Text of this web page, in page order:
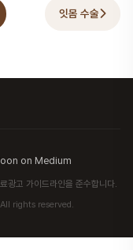
잇몸 수술
on Medium
광고 가이드라인을 준수합니다.
rights reserved.